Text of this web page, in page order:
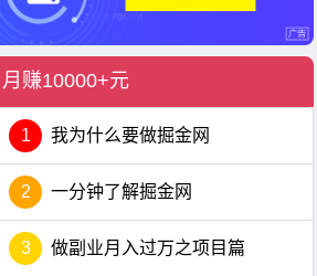
月赚10000+元
1 我为什么要做掘金网
2 一分钟了解掘金网
3 做副业月入过万之项目篇